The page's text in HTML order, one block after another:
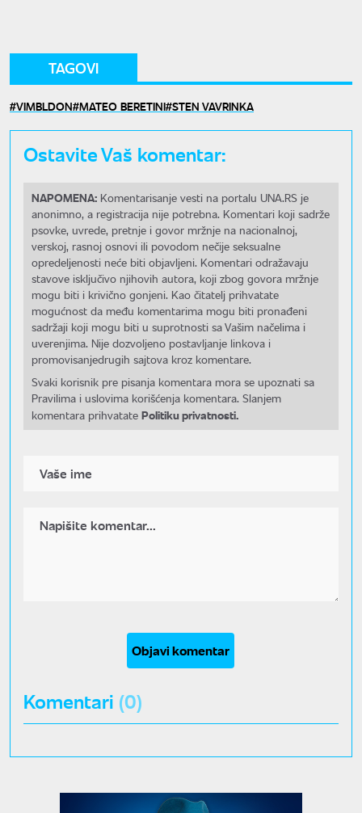
TAGOVI
VIMBLDON MATEO BERETINI STEN VAVRINKA
Ostavite Vaš komentar:
NAPOMENA: Komentarisanje vesti na portalu UNA.RS je
anonimno, a registracija nije potrebna. Komentari koji sadrže
psovke, uvrede, pretnje i govor mržnje na nacionalnoj,
verskoj, rasnoj osnovi ili povodom nečije seksualne
opredeljenosti neće biti objavljeni. Komentari odražavaju
stavove isključivo njihovih autora, koji zbog govora mržnje
mogu biti i krivično gonjeni. Kao čitatelj prihvatate
mogućnost da među komentarima mogu biti pronađeni
sadržaji koji mogu biti u suprotnosti sa Vašim načelima i
uverenjima. Nije dozvoljeno postavljanje linkova i
promovisanjedrugih sajtova kroz komentare.
Svaki korisnik pre pisanja komentara mora se upoznati sa
Pravilima i uslovima korišćenja komentara. Slanjem
komentara prihvatate Politiku privatnosti.
Objavi komentar
Komentari (0)